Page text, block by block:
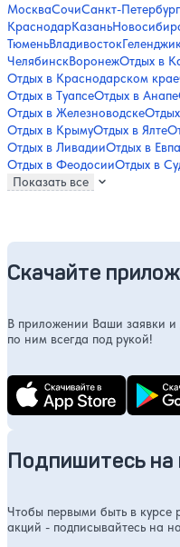
МоскваСочиСанкт-Петербург
КраснодарКазань
ТюменьВладивосток
ЧелябинскВоронежОтдых в
Отдых в Краснодарском крае
Отдых в ТуапсеОтдых в Анапе
Отдых в Железноводске
Отдых в КрымуОтдых в Ялте
Отдых в ЛивадииОтдых в
Отдых в ФеодосииОтдых в
Показать все
Скачайте
В приложении Ваши заявки и
по ним всегда под рукой!
Подпишитесь на
Чтобы первыми быть в курсе
акций - подписывайтесь на